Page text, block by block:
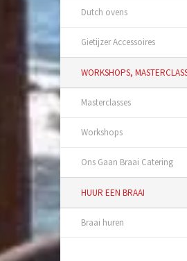
Dutch ovens
Gietijzer Accessoires
WORKSHOPS,
Masterclasses
Workshops
Ons Gaan Braai Catering
HUUR EEN BRAAI
Braai huren